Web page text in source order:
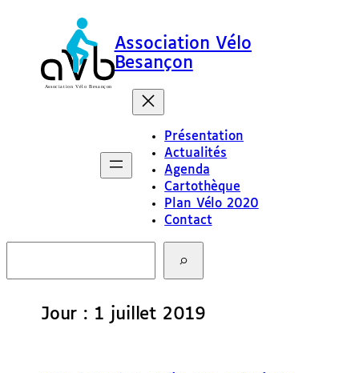
Association Vélo
Besançon
Présentation
Actualités
Agenda
Cartothèque
Plan Vélo 2020
Contact
c
Jour : 1 juillet 2019